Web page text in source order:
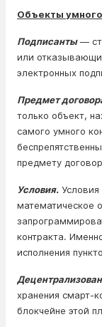
Объекты
Подписанты —
или
электронных
Предмет
только объект,
самого умного
предмету
Условия.
математическое
контракта.
исполнения
хранения смарт-
блокчейне этой